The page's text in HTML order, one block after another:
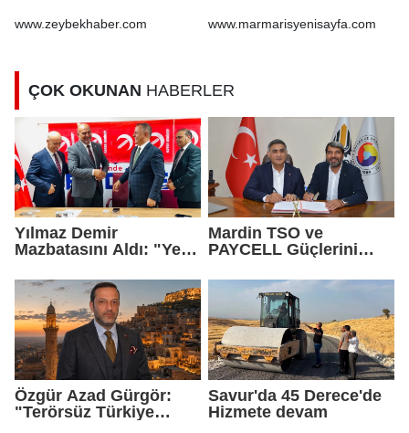
Altuntaş, sporcuları
www.zeybekhaber.com www.marmarisyenisayfa.com
ÇOK OKUNAN HABERLER
Yılmaz Demir
Mazbatasını Aldı: "Yeni
Geldik"
Mardin TSO ve
PAYCELL Güçlerini
Özgür Azad Gürgör:
"Terörsüz Türkiye
Savur'da 45 Derece'de
Hizmete devam